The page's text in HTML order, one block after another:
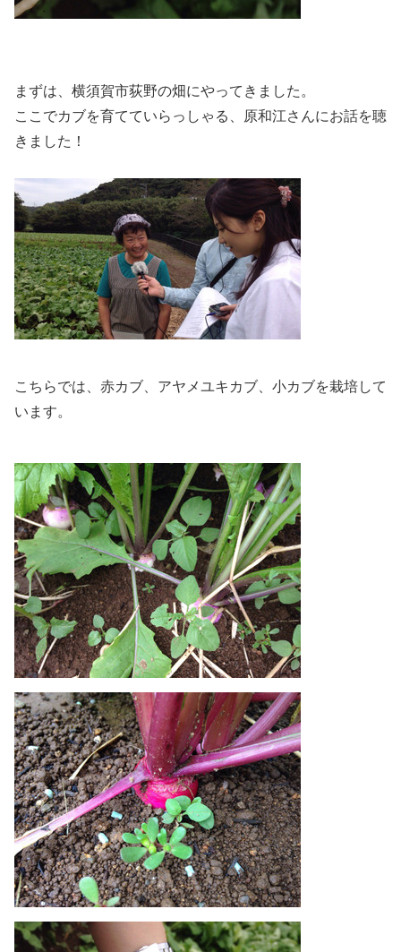
まずは、横須賀市荻野の畑にやってきました。
ここでカブを育てていらっしゃる、原和江さんにお話を聴
きました！
こちらでは、赤カブ、アヤメユキカブ、小カブを栽培して
います。